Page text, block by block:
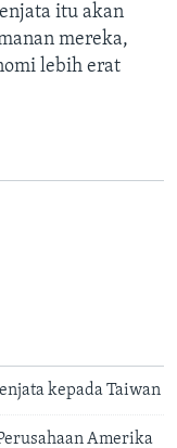
itu akan
mereka,
lebih erat
kepada Taiwan
Amerika